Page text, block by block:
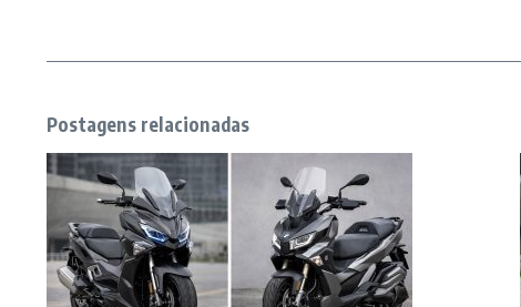
Postagens relacionadas